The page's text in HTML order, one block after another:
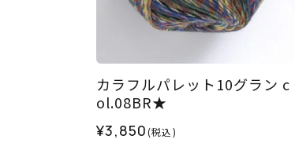
カラフルパレット10グラン c
ol.08BR★
¥3,850(税込)